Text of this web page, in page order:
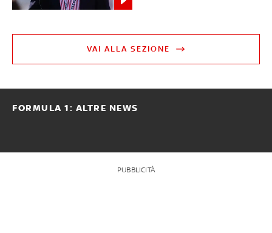
VAI ALLA SEZIONE
FORMULA 1: ALTRE NEWS
PUBBLICITÀ